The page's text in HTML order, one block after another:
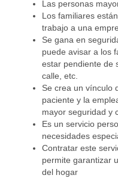
Las personas
Los familiares
trabajo a una
Se gana en
puede avisar a los
estar pendiente de
calle, etc.
Se crea un vínculo
paciente y la
mayor seguridad y
Es un servicio
necesidades
Contratar este
permite garantizar
del hogar